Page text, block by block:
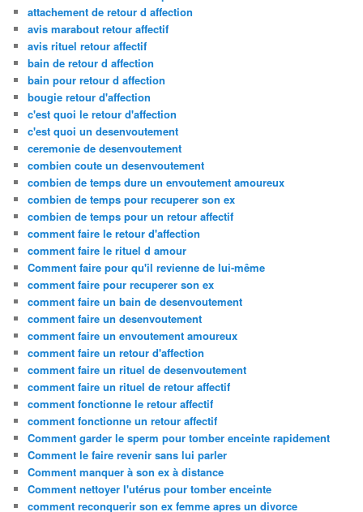
attachement de retour d affection
avis marabout retour affectif
avis rituel retour affectif
bain de retour d affection
bain pour retour d affection
bougie retour d'affection
c'est quoi le retour d'affection
c'est quoi un desenvoutement
ceremonie de desenvoutement
combien coute un desenvoutement
combien de temps dure un envoutement amoureux
combien de temps pour recuperer son ex
combien de temps pour un retour affectif
comment faire le retour d'affection
comment faire le rituel d amour
Comment faire pour qu'il revienne de lui-même
comment faire pour recuperer son ex
comment faire un bain de desenvoutement
comment faire un desenvoutement
comment faire un envoutement amoureux
comment faire un retour d'affection
comment faire un rituel de desenvoutement
comment faire un rituel de retour affectif
comment fonctionne le retour affectif
comment fonctionne un retour affectif
Comment garder le sperm pour tomber enceinte rapidement
Comment le faire revenir sans lui parler
Comment manquer à son ex à distance
Comment nettoyer l'utérus pour tomber enceinte
comment reconquerir son ex femme apres un divorce